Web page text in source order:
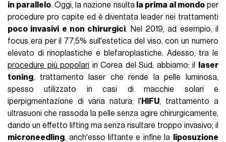
in parallelo. Oggi, la nazione risultala prima al mondoper
procedure pro capite ed è diventata leader nei trattamenti
poco invasivi e non chirurgici. Nel 2019, ad esempio, il
focus era per il 77,5% sull'estetica del viso, con un numero
elevato di rinoplastiche e blefaroplastiche. Adesso, tra le
procedure più popolari in Corea del Sud, abbiamo: il
laser
toning, trattamento laser che rende la pelle luminosa,
spesso utilizzato in casi di macchie solari e
iperpigmentazione di varia natura; l' HIFU, trattamento a
ultrasuoni che rassoda la pelle senza agire chirurgicamente,
dando un effetto lifting ma senza risultare troppo invasivo; il
microneedling, anch'esso liftante e infine la
liposuzione